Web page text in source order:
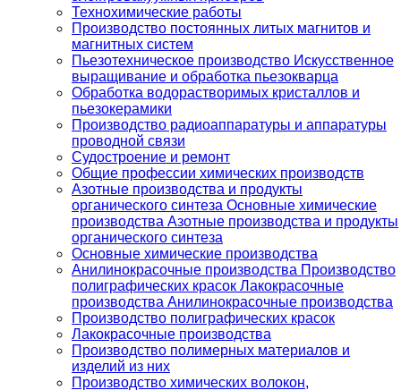
Технохимические работы
Производство постоянных литых магнитов и
магнитных систем
Пьезотехническое производство Искусственное
выращивание и обработка пьезокварца
Обработка водорастворимых кристаллов и
пьезокерамики
Производство радиоаппаратуры и аппаратуры
проводной связи
Судостроение и ремонт
Общие профессии химических производств
Азотные производства и продукты
органического синтеза Основные химические
производства Азотные производства и продукты
органического синтеза
Основные химические производства
Анилинокрасочные производства Производство
полиграфических красок Лакокрасочные
производства Анилинокрасочные производства
Производство полиграфических красок
Лакокрасочные производства
Производство полимерных материалов и
изделий из них
Производство химических волокон,